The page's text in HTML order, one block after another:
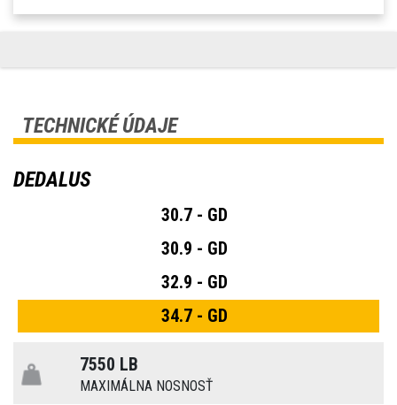
TECHNICKÉ ÚDAJE
DEDALUS
30.7 - GD
30.9 - GD
32.9 - GD
34.7 - GD
7550 LB
MAXIMÁLNA NOSNOSŤ